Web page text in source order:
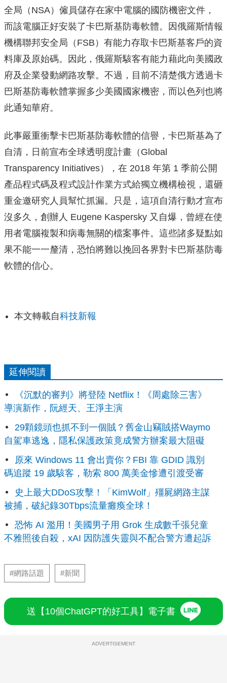
全局（NSA）僱員儲存在家中電腦的國防機密文件，
而該電腦正好安裝了卡巴斯基防毒軟體。因俄羅斯情報
機構聯邦安全局（FSB）有能力存取卡巴斯基客戶的資
料庫及原始碼。因此，俄羅斯駭客有能力藉此向美國政
府及企業發動網路攻擊。不過，目前不清楚俄方透過卡
巴斯基防毒軟體掌握多少美國國家機密，而以色列也將
此通知華府。
此事嚴重衝擊卡巴斯基防毒軟體的信譽，卡巴斯基為了
自清，日前宣布全球透明度計畫（Global
Transparency Initiatives），在 2018 年第 1 季前公開
產品程式碼及程式設計作業方式給獨立機構檢視，還砸
重金邀研究人員幫忙抓漏。只是，這項自清行動才宣布
沒多久，創辦人 Eugene Kaspersky 又自爆，曾經在使
用者電腦複製和病毒無關的檔案事件。這些諸多疑點如
果不能一一釐清，恐怕將難以挽回各界對卡巴斯基防毒
軟體的信心。
本文轉載自科技新報
延伸閱讀
《沉默的審判》將登陸 Netflix！《周處除三害》
導演新作，阮經天、王淨主演
29顆鏡頭也抓不到一個賊？舊金山竊賊搭Waymo
自駕車逃逸，隱私保護政策竟成警方辦案最大阻礙
原來 Windows 11 會出賣你？FBI 靠 GDID 識別
碼追蹤 19 歲駭客，勒索 800 萬美金慘遭引渡受審
史上最大DDoS攻擊！「KimWolf」殭屍網路主謀
被捕，破紀錄30Tbps流量癱瘓全球！
恐怖 AI 濫用！美國男子用 Grok 生成數千張兒童
不雅照後自殺，xAI 因防護失靈與不配合警方遭起訴
#網路話題 #新聞
送【10個ChatGPT的好工具】電子書
ADVERTISEMENT